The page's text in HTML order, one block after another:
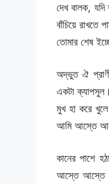
দেখ বালক,
বাঁচিয়ে
তোমার শেষ
অদ্ভুত ঐ
একটা
মুখ হা করে
আমি আস্তে
কানের পাশে
আস্তে আস্তে